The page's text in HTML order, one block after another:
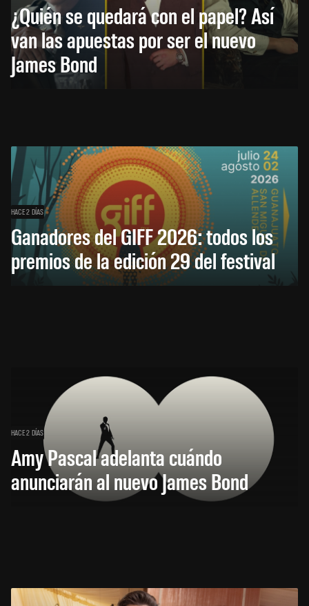
¿Quién se quedará con el papel? Así
van las apuestas por ser el nuevo
James Bond
HACE 2 DÍAS
Ganadores del GIFF 2026: todos los
premios de la edición 29 del festival
HACE 2 DÍAS
Amy Pascal adelanta cuándo
anunciarán al nuevo James Bond